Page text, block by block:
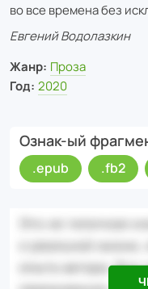
во все времена без
Евгений Водолазкин
Жанр: Проза
Год: 2020
Ознак-ый
.epub .fb2